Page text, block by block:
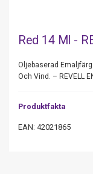
Red 14 Ml -
Oljebaserad
Och Vind. – REVELL
Produktfakta
EAN: 42021865